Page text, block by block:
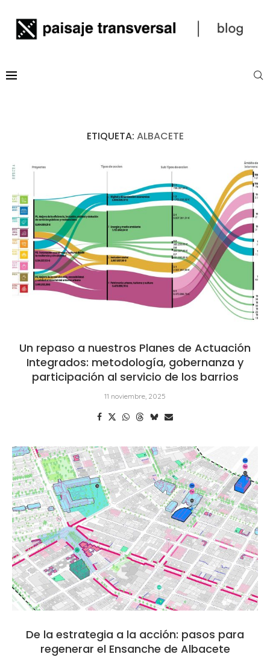
ETIQUETA: ALBACETE
Un repaso a nuestros Planes de Actuación
Integrados: metodología, gobernanza y
participación al servicio de los barrios
11 noviembre, 2025
De la estrategia a la acción: pasos para
regenerar el Ensanche de Albacete